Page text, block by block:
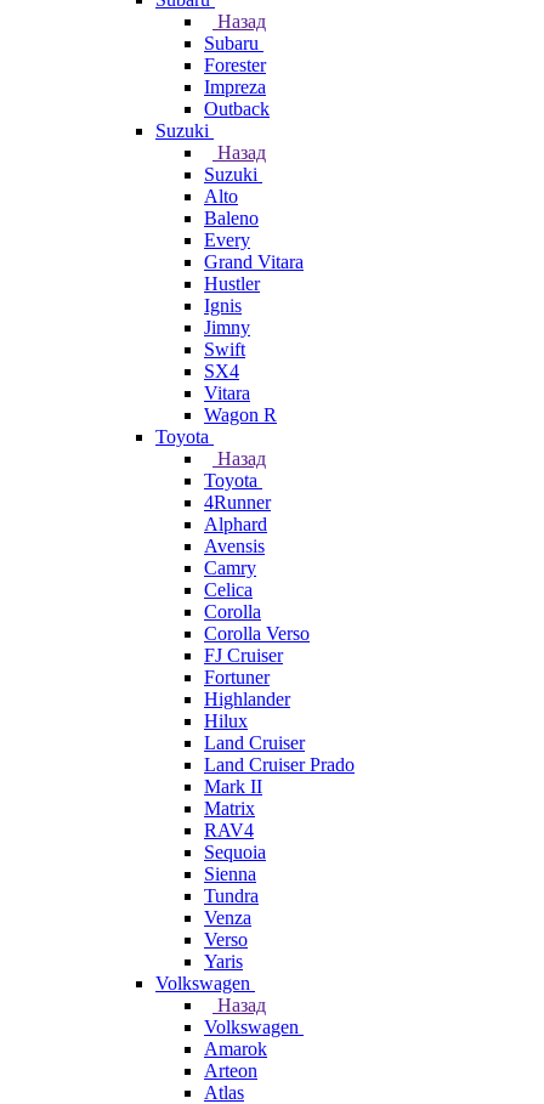
Назад
Subaru
Forester
Impreza
Outback
Suzuki
Назад
Suzuki
Alto
Baleno
Every
Grand Vitara
Hustler
Ignis
Jimny
Swift
SX4
Vitara
Wagon R
Toyota
Назад
Toyota
4Runner
Alphard
Avensis
Camry
Celica
Corolla
Corolla Verso
FJ Cruiser
Fortuner
Highlander
Hilux
Land Cruiser
Land Cruiser Prado
Mark II
Matrix
RAV4
Sequoia
Sienna
Tundra
Venza
Verso
Yaris
Volkswagen
Назад
Volkswagen
Amarok
Arteon
Atlas